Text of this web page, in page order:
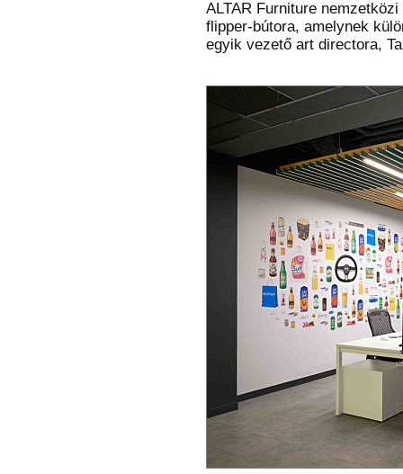
ALTAR Furniture
flipper-bútora, amelynek
egyik vezető art directora,